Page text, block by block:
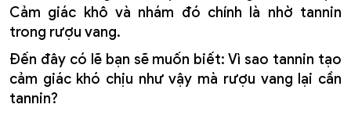
Cảm giác khô và nhám đó chính là nhờ tannin
trong rượu vang.
Đến đây có lẽ bạn sẽ muốn biết: Vì sao tannin tạo
cảm giác khó chịu như vậy mà rượu vang lại cần
tannin?